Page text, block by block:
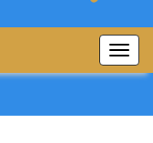
MENU